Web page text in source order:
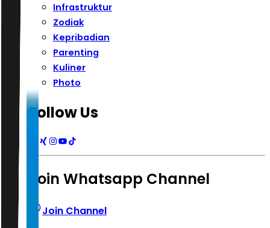
Infrastruktur
Zodiak
Kepribadian
Parenting
Kuliner
Photo
Follow Us
Join Whatsapp Channel
Join Channel